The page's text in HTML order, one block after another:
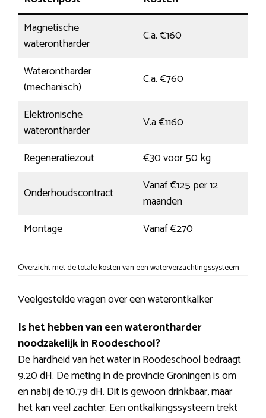
Magnetische
waterontharder
C.a. €160
Waterontharder
(mechanisch)
C.a. €760
Elektronische
waterontharder
V.a €1160
Regeneratiezout
€30 voor 50 kg
Onderhoudscontract
Vanaf €125 per 12
maanden
Montage
Vanaf €270
Overzicht met de totale kosten van een waterverzachtingssysteem
Veelgestelde vragen over een waterontkalker
Is het hebben van een waterontharder
noodzakelijk in Roodeschool?
De hardheid van het water in Roodeschool bedraagt
9.20 dH. De meting in de provincie Groningen is om
en nabij de 10.79 dH. Dit is gewoon drinkbaar, maar
het kan veel zachter. Een ontkalkingssysteem trekt